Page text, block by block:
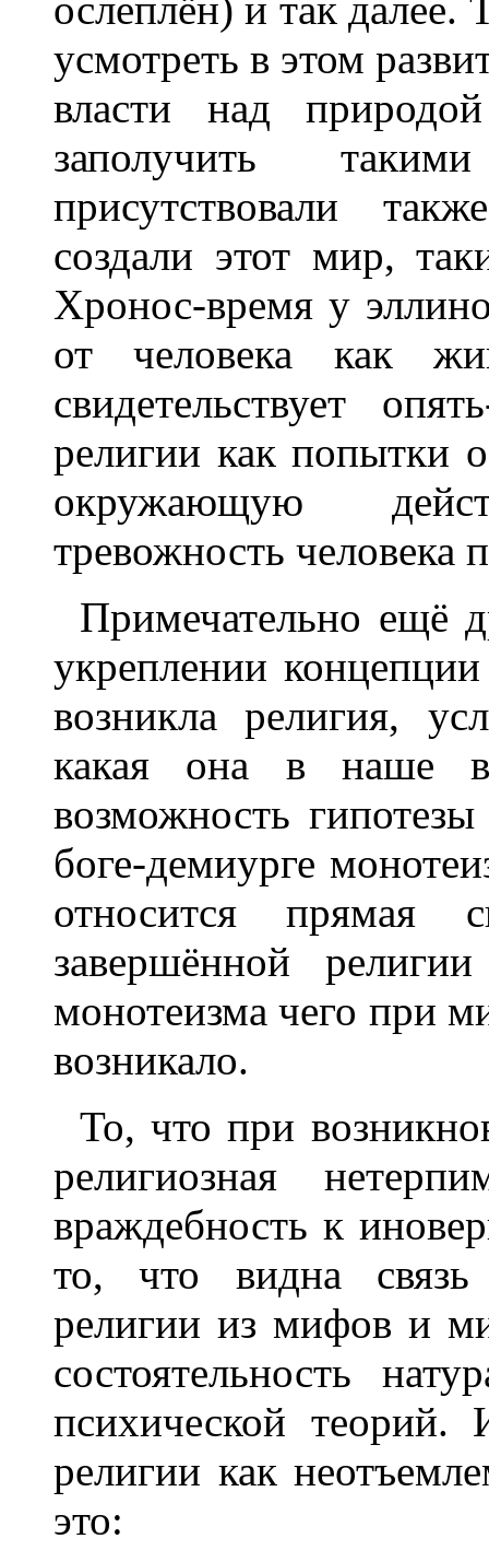
ослеплён) и так далее.
усмотреть в этом
власти над
заполучить
присутствовали
создали этот мир,
Хронос-время у
от человека как
свидетельствует
религии как попытки
окружающую
тревожность человека
Примечательно ещё
укреплении концепции
возникла религия,
какая она в наше
возможность
боге-демиурге
относится
завершённой
монотеизма чего при
возникало.
То, что при
религиозная
враждебность к
то, что видна связь
религии из мифов и
состоятельность
психической
религии как
это: